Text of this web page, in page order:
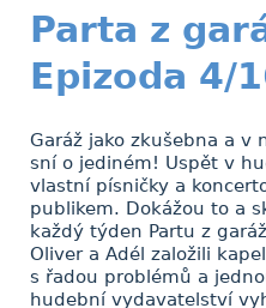
Parta z
Epizoda 4/
Garáž jako zkušebna a v
sní o jediném! Uspět v
vlastní písničky a
publikem. Dokážou to a
každý týden Partu z
Oliver a Adél založili
s řadou problémů a
hudební vydavatelství